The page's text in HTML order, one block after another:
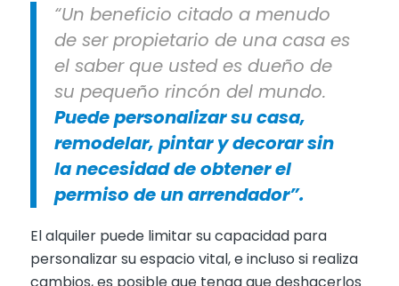
“Un beneficio citado a menudo
de ser propietario de una casa es
el saber que usted es dueño de
su pequeño rincón del mundo.
Puede personalizar su casa,
remodelar, pintar y decorar sin
la necesidad de obtener el
permiso de un arrendador”.
El alquiler puede limitar su capacidad para
personalizar su espacio vital, e incluso si realiza